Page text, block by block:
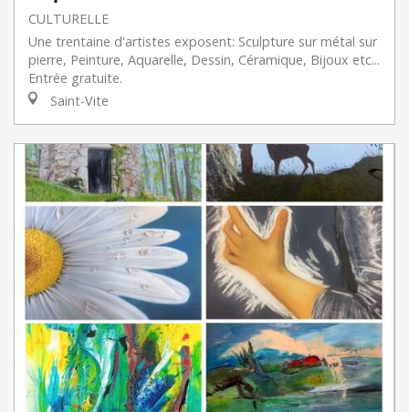
CULTURELLE
Une trentaine d'artistes exposent: Sculpture sur métal sur
pierre, Peinture, Aquarelle, Dessin, Céramique, Bijoux etc...
Entrée gratuite.
Saint-Vite